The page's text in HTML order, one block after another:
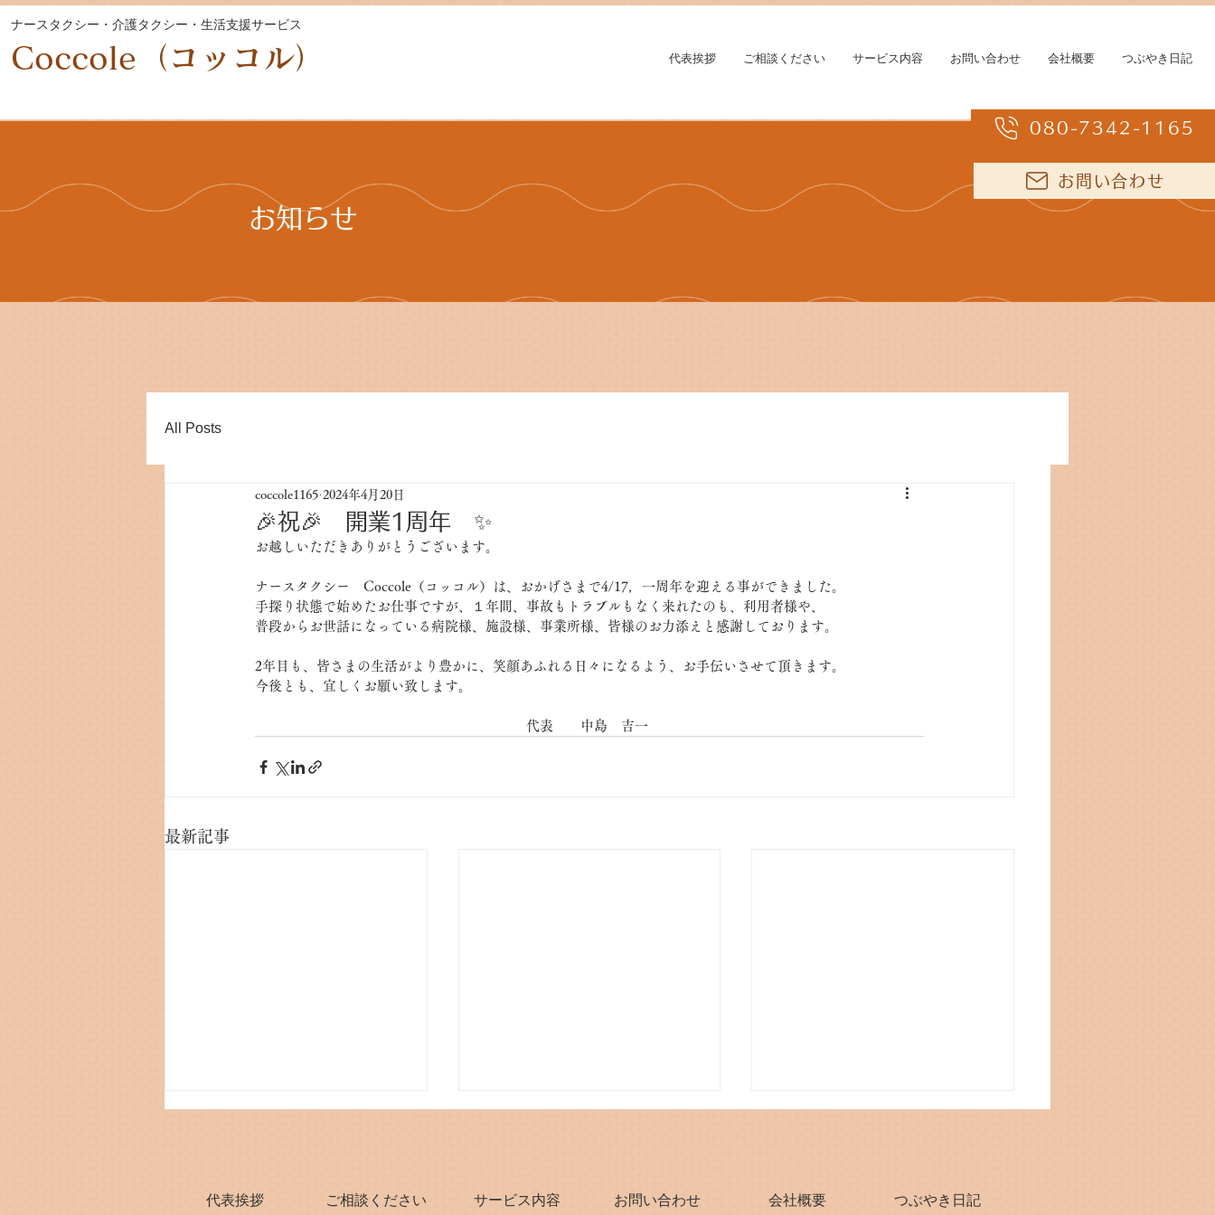
お問い合わせ
080-7342-1165
ナースタクシー・介護タクシー・生活支援サービス
Coccole（コッコル） 代表挨拶 ご相談ください サービス内容 お問い合わせ 会社概要 つぶやき日記
お知らせ
All Posts
🎉祝🎉 開業1周年 ✨
coccole1165 2024年4月20日
お越しいただきありがとうございます。
ナースタクシー　Coccole（コッコル）は、おかげさまで4/17，一周年を迎える事ができました。
手探り状態で始めたお仕事ですが、１年間、事故もトラブルもなく来れたのも、利用者様や、
普段からお世話になっている病院様、施設様、事業所様、皆様のお力添えと感謝しております。
2年目も、皆さまの生活がより豊かに、笑顔あふれる日々になるよう、お手伝いさせて頂きます。
今後とも、宜しくお願い致します。
代表　　中島　吉一
最新記事
す。 旧年中は格別のご愛顧を受
代表挨拶 ご相談ください サービス内容 お問い合わせ 会社概要 つぶやき日記